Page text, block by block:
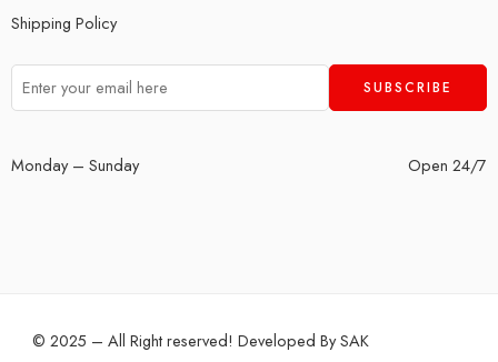
Shipping Policy
Monday – Sunday Open 24/7
© 2025 – All Right reserved! Developed BySAK